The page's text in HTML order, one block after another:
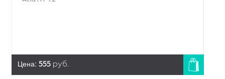
Цена: 555 руб.